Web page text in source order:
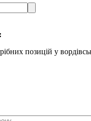
позицій у